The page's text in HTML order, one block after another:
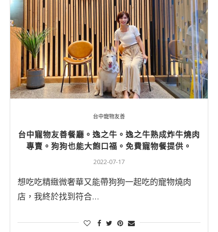
台中寵物友善
台中寵物友善餐廳。逸之牛。逸之牛熟成炸牛燒肉
專賣。狗狗也能大飽口福。免費寵物餐提供。
2022-07-17
想吃吃精緻微奢華又能帶狗狗一起吃的寵物燒肉
店，我終於找到符合…